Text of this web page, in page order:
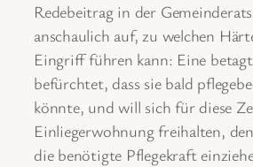
Redebeitrag in der
anschaulich auf, zu welchen
Eingriff führen kann: Eine
befürchtet, dass sie bald
könnte, und will sich für diese
Einliegerwohnung freihalten,
die benötigte Pflegekraft